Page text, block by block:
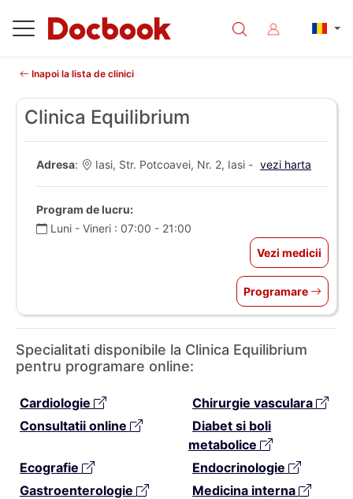
Inapoi la lista de clinici
Clinica Equilibrium
Adresa: Iasi, Str. Potcoavei, Nr. 2, Iasi - vezi harta
Program de lucru:
Luni - Vineri : 07:00 - 21:00
Vezi medicii
Programare
Specialitati disponibile la Clinica Equilibrium
pentru programare online:
Cardiologie
Chirurgie vasculara
Consultatii online
Diabet si boli
metabolice
Ecografie
Endocrinologie
Gastroenterologie
Medicina interna